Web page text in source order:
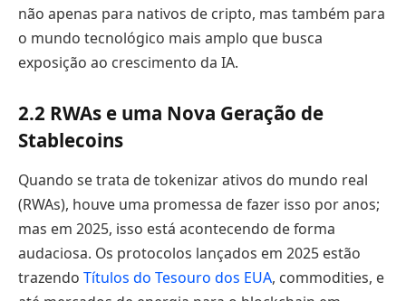
não apenas para nativos de cripto, mas também para
o mundo tecnológico mais amplo que busca
exposição ao crescimento da IA.
2.2 RWAs e uma Nova Geração de
Stablecoins
Quando se trata de tokenizar ativos do mundo real
(RWAs), houve uma promessa de fazer isso por anos;
mas em 2025, isso está acontecendo de forma
audaciosa. Os protocolos lançados em 2025 estão
trazendo Títulos do Tesouro dos EUA, commodities, e